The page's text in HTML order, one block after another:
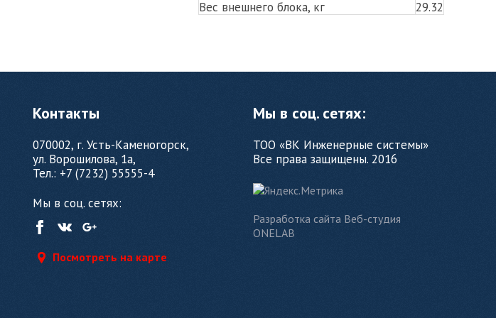
Вес внешнего блока, кг 29.32
Контакты
070002, г. Усть-Каменогорск,
ул. Ворошилова, 1а,
Тел.: +7 (7232) 55555-4
Мы в соц. сетях:
Посмотреть на карте
Мы в соц. сетях:
ТОО «ВК Инженерные системы»
Все права защищены. 2016
Разработка сайта Веб-студия
ONELAB